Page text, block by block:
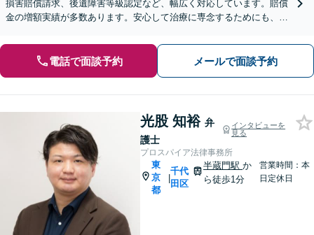
損害賠償請求、後遺障害等級認定など、幅広く対応しています。賠償
金の増額実績が多数あります。安心して治療に専念するためにも、ぜ
電話で面談予約 メールで面談予約
光股 知裕 弁
護士
インタビューを
見る
プロスパイア法律事務所
東
京
都
|
千代
田区
半蔵門駅か
ら徒歩1分
営業時間：本
日定休日